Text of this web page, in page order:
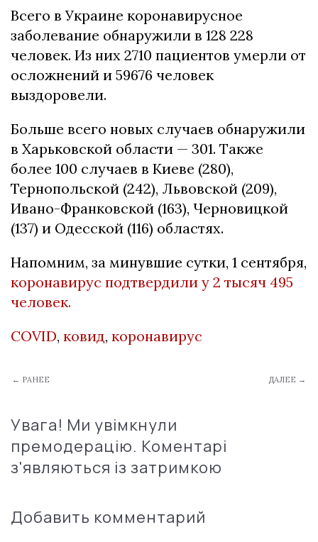
Всего в Украине коронавирусное
заболевание обнаружили в 128 228
человек. Из них 2710 пациентов умерли от
осложнений и 59676 человек
выздоровели.
Больше всего новых случаев обнаружили
в Харьковской области — 301. Также
более 100 случаев в Киеве (280),
Тернопольской (242), Львовской (209),
Ивано-Франковской (163), Черновицкой
(137) и Одесской (116) областях.
Напомним, за минувшие сутки, 1 сентября,
коронавирус подтвердили у 2 тысяч 495
человек.
COVID, ковид, коронавирус
← РАНЕЕ ДАЛЕЕ →
Увага! Ми увімкнули
премодерацію. Коментарі
з'являються із затримкою
Добавить комментарий